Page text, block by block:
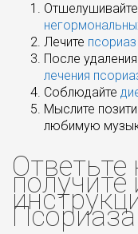
Лечите
После
лечения
Соблюдайте
Мыслите
любимую
Ответьте
Псориаза